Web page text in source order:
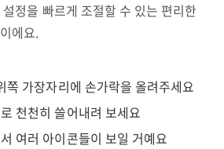
정을 빠르게 조절할 수 있는 편리한
에요.
쪽 가장자리에 손가락을 올려주세요
천천히 쓸어내려 보세요
여러 아이콘들이 보일 거예요